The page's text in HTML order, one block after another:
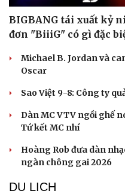
BIGBANG tái xuất kỷ
đơn "BiiiG" có gì đặc
Michael B. Jordan và
Oscar
Sao Việt 9-8: Công ty
Dàn MC VTV ngồi ghế
Tứ kết MC nhí
Hoàng Rob đưa dàn
ngàn chông gai 2026
DU LỊCH